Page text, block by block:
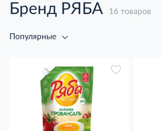
Бренд РЯБА 16 товаров
Популярные